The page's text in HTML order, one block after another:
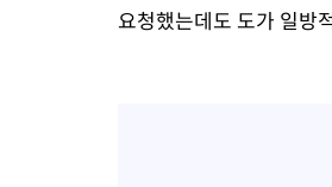
요청했는데도 도가 일방